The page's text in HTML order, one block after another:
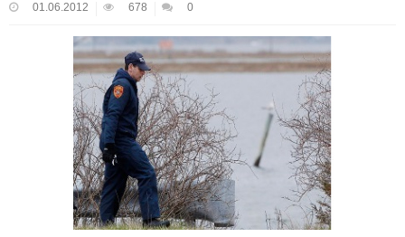
01.06.2012 678 0